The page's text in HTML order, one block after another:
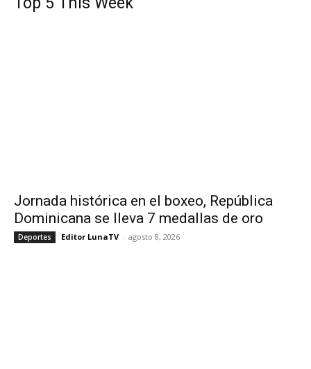
Jornada histórica en el boxeo, República
Dominicana se lleva 7 medallas de oro
Deportes Editor LunaTV - agosto 8, 2026